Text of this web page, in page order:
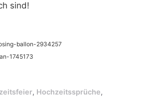
sind!
ballon-2934257
1745173
, Hochzeitssprüche,